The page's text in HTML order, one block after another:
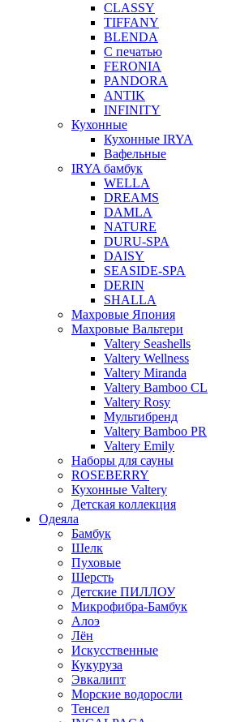
CLASSY
TIFFANY
BLENDA
С печатью
FERONIA
PANDORA
ANTIK
INFINITY
Кухонные
Кухонные IRYA
Вафельные
IRYA бамбук
WELLA
DREAMS
DAMLA
NATURE
DURU-SPA
DAISY
SEASIDE-SPA
DERIN
SHALLA
Махровые Япония
Махровые Вальтери
Valtery Seashells
Valtery Wellness
Valtery Miranda
Valtery Bamboo CL
Valtery Rosy
Мультибренд
Valtery Bamboo PR
Valtery Emily
Наборы для сауны
ROSEBERRY
Кухонные Valtery
Детская коллекция
Одеяла
Бамбук
Шелк
Пуховые
Шерсть
Детские ПИЛЛОУ
Микрофибра-Бамбук
Алоэ
Лён
Искусственные
Кукуруза
Эвкалипт
Морские водоросли
Тенсел